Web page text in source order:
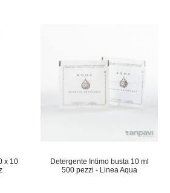
x 10
Detergente Intimo busta 10 ml
500 pezzi - Linea Aqua